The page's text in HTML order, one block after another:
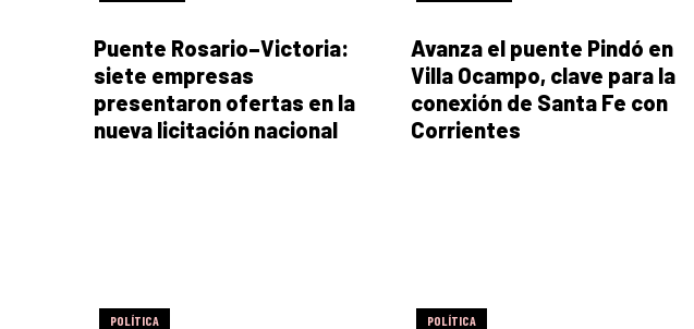
Puente Rosario–Victoria:
siete empresas
presentaron ofertas en la
nueva licitación nacional
Avanza el puente Pindó en
Villa Ocampo, clave para la
conexión de Santa Fe con
Corrientes
POLÍTICA POLÍTICA